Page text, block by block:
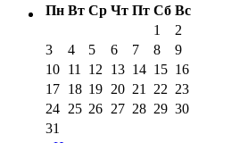
Пн Вт Ср Чт Пт Сб Вс
1
2
3
4 5 6 7 8
9
10 11 12 13 14 15 16
17 18 19 20 21 22 23
24 25 26 27 28 29 30
31